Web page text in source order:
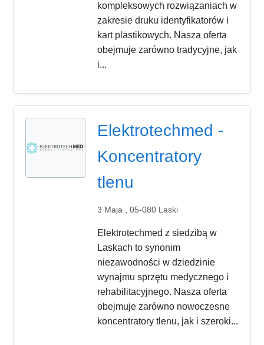
kompleksowych rozwiązaniach w
zakresie druku identyfikatorów i
kart plastikowych. Nasza oferta
obejmuje zarówno tradycyjne, jak
i...
Elektrotechmed -
Koncentratory
tlenu
3 Maja , 05-080 Laski
Elektrotechmed z siedzibą w
Laskach to synonim
niezawodności w dziedzinie
wynajmu sprzętu medycznego i
rehabilitacyjnego. Nasza oferta
obejmuje zarówno nowoczesne
koncentratory tlenu, jak i szeroki...